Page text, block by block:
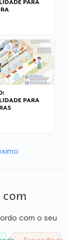
PARA
PARA
com o seu